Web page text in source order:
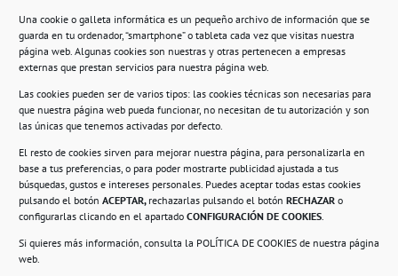
Una cookie o galleta informática es un pequeño archivo de información que se
guarda en tu ordenador, “smartphone” o tableta cada vez que visitas nuestra
página web. Algunas cookies son nuestras y otras pertenecen a empresas
externas que prestan servicios para nuestra página web.
Las cookies pueden ser de varios tipos: las cookies técnicas son necesarias para
que nuestra página web pueda funcionar, no necesitan de tu autorización y son
las únicas que tenemos activadas por defecto.
El resto de cookies sirven para mejorar nuestra página, para personalizarla en
base a tus preferencias, o para poder mostrarte publicidad ajustada a tus
búsquedas, gustos e intereses personales. Puedes aceptar todas estas cookies
pulsando el botón ACEPTAR, rechazarlas pulsando el botón RECHAZAR o
configurarlas clicando en el apartado CONFIGURACIÓN DE COOKIES.
Si quieres más información, consulta la POLÍTICA DE COOKIES de nuestra página
web.
Información
Compromiso con la protección de datos
personales.
Política de Cookies.
© 2021. Realizado en el Centro de Rehabilitación